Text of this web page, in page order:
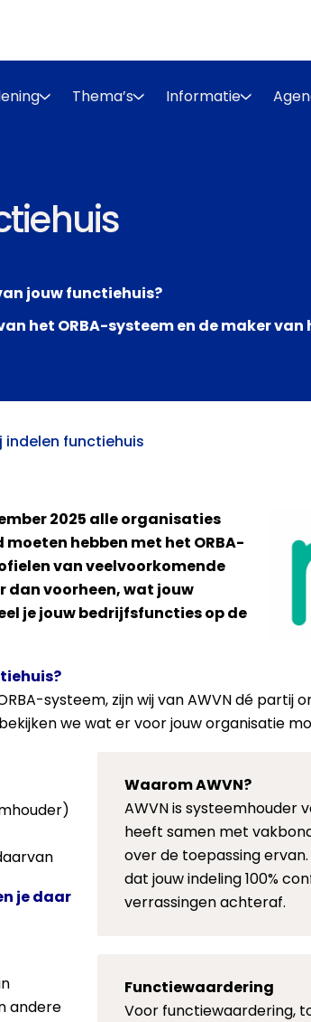
Thema’s Informatie
jouw functiehuis?
het ORBA-systeem en de maker
indelen functiehuis
2025 alle organisaties
hebben met het ORBA-
van veelvoorkomende
dan voorheen, wat jouw
je jouw bedrijfsfuncties op de
systeem, zijn wij van AWVN dé partij
we wat er voor jouw organisatie
Waarom AWVN?
AWVN is systeemhouder
heeft samen met
over de toepassing
dat jouw indeling 100%
verrassingen achteraf.
Functiewaardering
Voor functiewaardering,
je daar
andere